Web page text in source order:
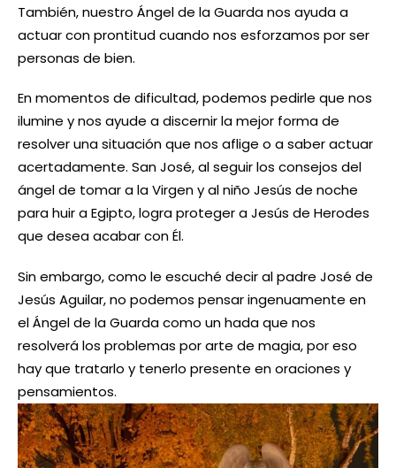
También, nuestro Ángel de la Guarda nos ayuda a
actuar con prontitud cuando nos esforzamos por ser
personas de bien.
En momentos de dificultad, podemos pedirle que nos
ilumine y nos ayude a discernir la mejor forma de
resolver una situación que nos aflige o a saber actuar
acertadamente. San José, al seguir los consejos del
ángel de tomar a la Virgen y al niño Jesús de noche
para huir a Egipto, logra proteger a Jesús de Herodes
que desea acabar con Él.
Sin embargo, como le escuché decir al padre José de
Jesús Aguilar, no podemos pensar ingenuamente en
el Ángel de la Guarda como un hada que nos
resolverá los problemas por arte de magia, por eso
hay que tratarlo y tenerlo presente en oraciones y
pensamientos.